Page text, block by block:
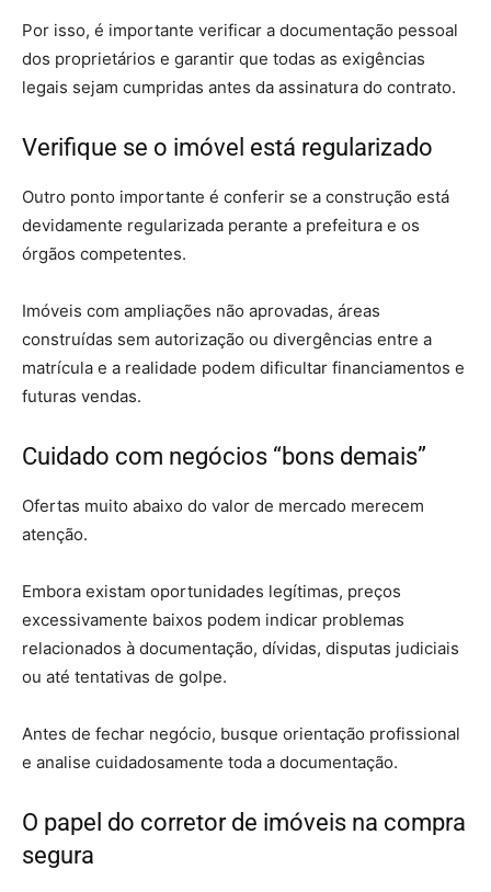
Por isso, é importante verificar a documentação pessoal
dos proprietários e garantir que todas as exigências
legais sejam cumpridas antes da assinatura do contrato.
Verifique se o imóvel está regularizado
Outro ponto importante é conferir se a construção está
devidamente regularizada perante a prefeitura e os
órgãos competentes.
Imóveis com ampliações não aprovadas, áreas
construídas sem autorização ou divergências entre a
matrícula e a realidade podem dificultar financiamentos e
futuras vendas.
Cuidado com negócios “bons demais”
Ofertas muito abaixo do valor de mercado merecem
atenção.
Embora existam oportunidades legítimas, preços
excessivamente baixos podem indicar problemas
relacionados à documentação, dívidas, disputas judiciais
ou até tentativas de golpe.
Antes de fechar negócio, busque orientação profissional
e analise cuidadosamente toda a documentação.
O papel do corretor de imóveis na compra
segura